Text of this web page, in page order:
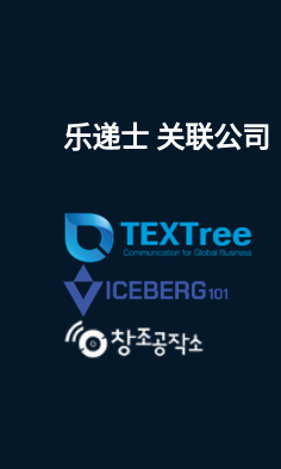
乐递士 关联公司